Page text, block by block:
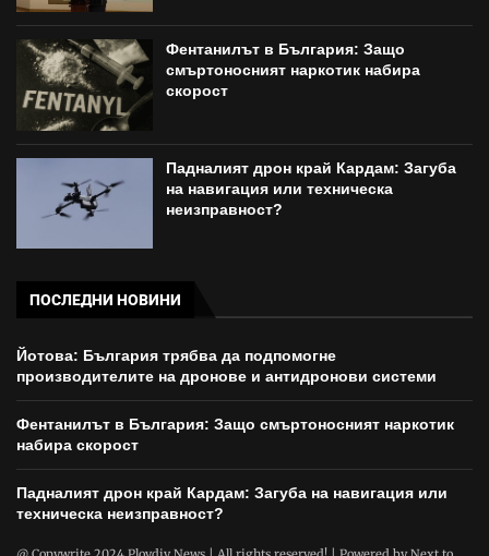
Фентанилът в България: Защо
смъртоносният наркотик набира
скорост
Падналият дрон край Кардам: Загуба
на навигация или техническа
неизправност?
ПОСЛЕДНИ НОВИНИ
Йотова: България трябва да подпомогне
производителите на дронове и антидронови системи
Фентанилът в България: Защо смъртоносният наркотик
набира скорост
Падналият дрон край Кардам: Загуба на навигация или
техническа неизправност?